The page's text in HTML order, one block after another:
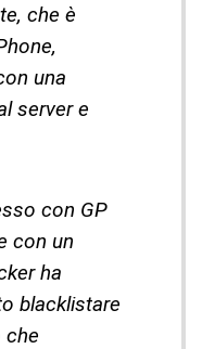
che è
una
server e
con GP
con un
ha
blacklistare
che